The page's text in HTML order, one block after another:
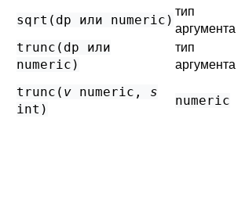
sqrt( dp или numeric )
тип
аргумента
trunc( dp или
numeric )
тип
аргумента
trunc( v numeric , s
int )
numeric